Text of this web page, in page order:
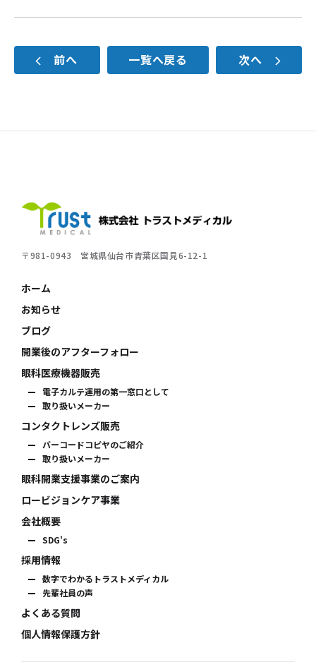
一覧へ戻る
前へ 次へ
〒981-0943 宮城県仙台市青葉区国見6-12-1
ホーム
お知らせ
ブログ
開業後のアフターフォロー
眼科医療機器販売
電子カルテ運用の第一窓口として
取り扱いメーカー
コンタクトレンズ販売
バーコードコピヤのご紹介
取り扱いメーカー
眼科開業支援事業のご案内
ロービジョンケア事業
会社概要
SDG's
採用情報
数字でわかるトラストメディカル
先輩社員の声
よくある質問
個人情報保護方針